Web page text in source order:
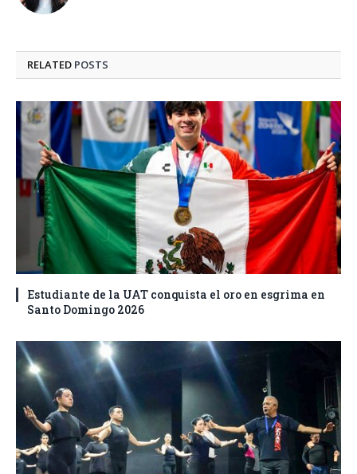
RELATED POSTS
Estudiante de la UAT conquista el oro en esgrima en
Santo Domingo 2026